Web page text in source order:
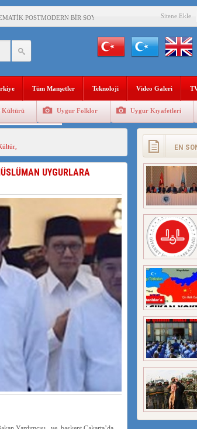
POSTMODERN BİR SOYKIRIMDIR!
BİZİM KIRMIZI ÇİZGİMİZDİR!”
BAŞKANI’NA TEPKİLER SÜRÜYOR
ŞEHİTLERİNİ RAHMETLE ANIYORUZ
GARİP SANSÜR VE HADSIZ İHTAR
İÇİN KATLİAM AYI DEĞİLDİR !
Sitene Ekle
Tüm Manşetler Teknoloji Video Galeri
Kültürü Uygur Folklor Uygur Kıyafetleri
,
UYGURLARA
EN